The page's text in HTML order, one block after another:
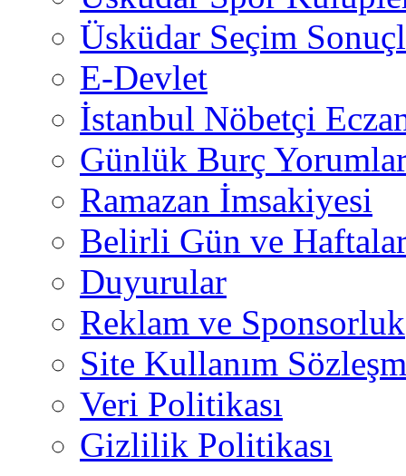
Üsküdar Seçim
E-Devlet
İstanbul Nöbetçi
Günlük Burç
Ramazan İmsakiyesi
Belirli Gün ve
Duyurular
Reklam ve Sponsorluk
Site Kullanım
Veri Politikası
Gizlilik Politikası